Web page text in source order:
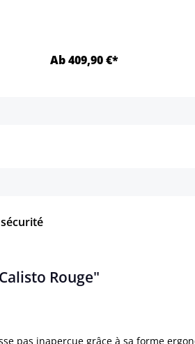
Ab 409,90 €*
Rouge"
pas inaperçue grâce à sa forme